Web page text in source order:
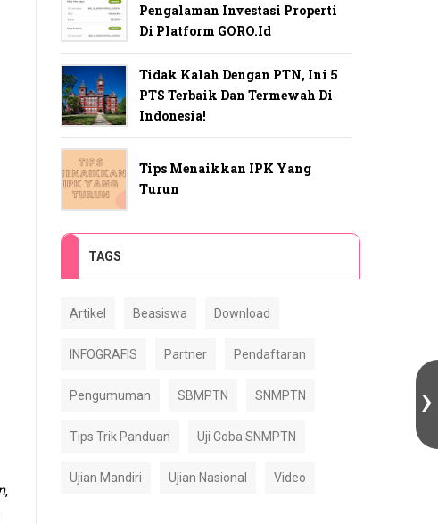
,
Pengalaman Investasi Properti
Di Platform GORO.id
Tidak Kalah Dengan PTN, Ini 5
PTS Terbaik Dan Termewah Di
Indonesia!
Tips Menaikkan IPK Yang
Turun
TAGS
Artikel Beasiswa Download
INFOGRAFIS Partner Pendaftaran
Pengumuman SBMPTN SNMPTN
Tips Trik Panduan Uji Coba SNMPTN
Ujian Mandiri Ujian Nasional Video